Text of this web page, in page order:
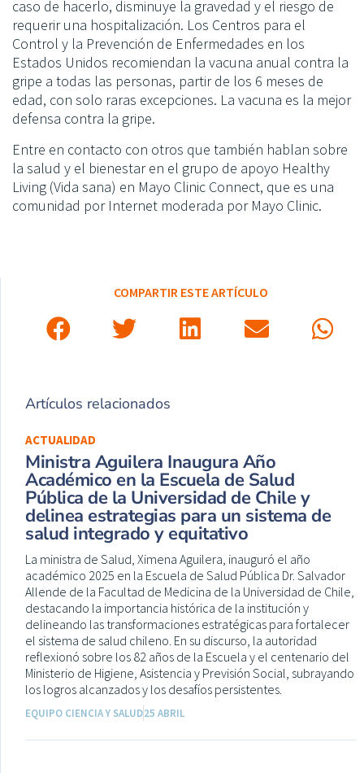
caso de hacerlo, disminuye la gravedad y el riesgo de
requerir una hospitalización. Los Centros para el
Control y la Prevención de Enfermedades en los
Estados Unidos recomiendan la vacuna anual contra la
gripe a todas las personas, partir de los 6 meses de
edad, con solo raras excepciones. La vacuna es la mejor
defensa contra la gripe.
Entre en contacto con otros que también hablan sobre
la salud y el bienestar en el grupo de apoyo Healthy
Living (Vida sana) en Mayo Clinic Connect, que es una
comunidad por Internet moderada por Mayo Clinic.
COMPARTIR ESTE ARTÍCULO
Artículos relacionados
ACTUALIDAD
Ministra Aguilera Inaugura Año
Académico en la Escuela de Salud
Pública de la Universidad de Chile y
delinea estrategias para un sistema de
salud integrado y equitativo
La ministra de Salud, Ximena Aguilera, inauguró el año
académico 2025 en la Escuela de Salud Pública Dr. Salvador
Allende de la Facultad de Medicina de la Universidad de Chile,
destacando la importancia histórica de la institución y
delineando las transformaciones estratégicas para fortalecer
el sistema de salud chileno. En su discurso, la autoridad
reflexionó sobre los 82 años de la Escuela y el centenario del
Ministerio de Higiene, Asistencia y Previsión Social, subrayando
los logros alcanzados y los desafíos persistentes.
EQUIPO CIENCIA Y SALUD25 ABRIL